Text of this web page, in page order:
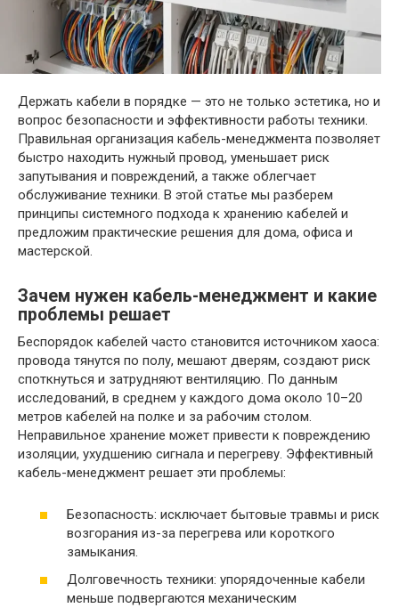
Держать кабели в порядке — это не только эстетика, но и
вопрос безопасности и эффективности работы техники.
Правильная организация кабель-менеджмента позволяет
быстро находить нужный провод, уменьшает риск
запутывания и повреждений, а также облегчает
обслуживание техники. В этой статье мы разберем
принципы системного подхода к хранению кабелей и
предложим практические решения для дома, офиса и
мастерской.
Зачем нужен кабель-менеджмент и какие
проблемы решает
Беспорядок кабелей часто становится источником хаоса:
провода тянутся по полу, мешают дверям, создают риск
споткнуться и затрудняют вентиляцию. По данным
исследований, в среднем у каждого дома около 10–20
метров кабелей на полке и за рабочим столом.
Неправильное хранение может привести к повреждению
изоляции, ухудшению сигнала и перегреву. Эффективный
кабель-менеджмент решает эти проблемы:
Безопасность: исключает бытовые травмы и риск
возгорания из-за перегрева или короткого
замыкания.
Долговечность техники: упорядоченные кабели
меньше подвергаются механическим